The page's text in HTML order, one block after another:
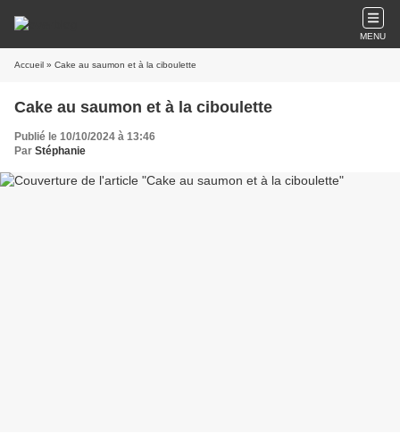
MENU
Accueil » Cake au saumon et à la ciboulette
Cake au saumon et à la ciboulette
Publié le 10/10/2024 à 13:46
Par Stéphanie